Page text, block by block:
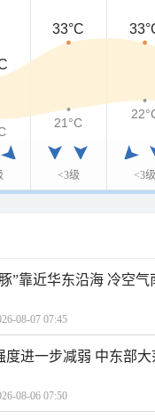
<3级 <3级
33°C
21°C
”靠近华东沿海 冷空
08-07 07:45
度进一步减弱 中东部
08-06 07:50